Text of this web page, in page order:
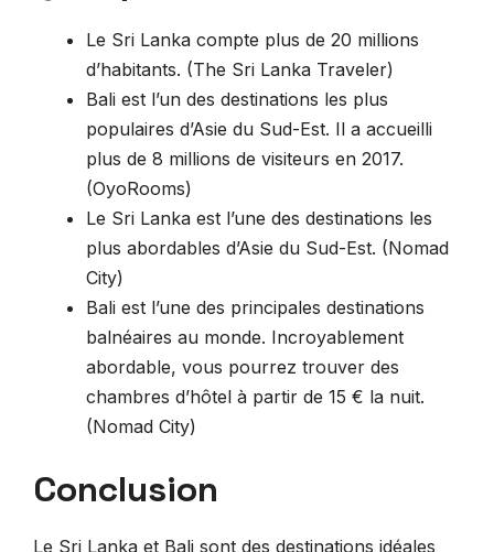
Le Sri Lanka compte plus de 20 millions
d’habitants. (The Sri Lanka Traveler)
Bali est l’un des destinations les plus
populaires d’Asie du Sud-Est. Il a accueilli
plus de 8 millions de visiteurs en 2017.
(OyoRooms)
Le Sri Lanka est l’une des destinations les
plus abordables d’Asie du Sud-Est. (Nomad
City)
Bali est l’une des principales destinations
balnéaires au monde. Incroyablement
abordable, vous pourrez trouver des
chambres d’hôtel à partir de 15 € la nuit.
(Nomad City)
Conclusion
Le Sri Lanka et Bali sont des destinations idéales